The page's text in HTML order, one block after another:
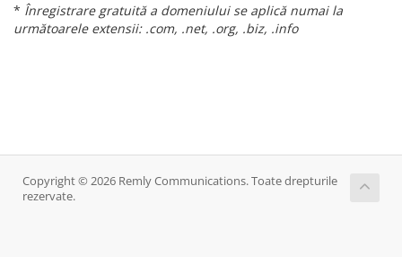
* Înregistrare gratuită a domeniului se aplică numai la
următoarele extensii: .com, .net, .org, .biz, .info
Copyright © 2026 Remly Communications. Toate drepturile
rezervate.